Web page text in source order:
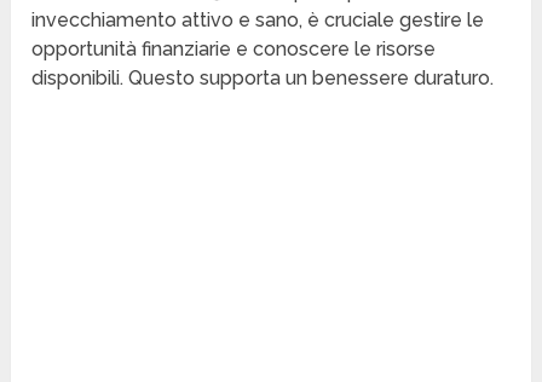
invecchiamento attivo e sano, è cruciale gestire le
opportunità finanziarie e conoscere le risorse
disponibili. Questo supporta un benessere duraturo.